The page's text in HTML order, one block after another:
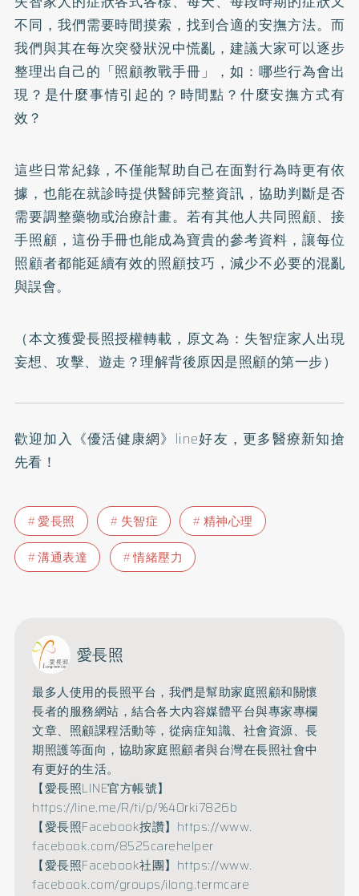
不同，我們需要時間摸索，找到合適的安撫方法。而
我們與其在每次突發狀況中慌亂，建議大家可以逐步
整理出自己的「照顧教戰手冊」，如：哪些行為會出
現？是什麼事情引起的？時間點？什麼安撫方式有
效？
這些日常紀錄，不僅能幫助自己在面對行為時更有依
據，也能在就診時提供醫師完整資訊，協助判斷是否
需要調整藥物或治療計畫。若有其他人共同照顧、接
手照顧，這份手冊也能成為寶貴的參考資料，讓每位
照顧者都能延續有效的照顧技巧，減少不必要的混亂
與誤會。
（本文獲愛長照授權轉載，原文為： 失智症家人出現
妄想、攻擊、遊走？理解背後原因是照顧的第一步）
歡迎加入 《優活健康網》line好友 ，更多醫療新知搶
先看！
愛長照 失智症
精神心理
溝通表達
情緒壓力
愛長照
最多人使用的長照平台， 我們是幫助家庭照顧和關懷
長者的服務網站，結合各大內容媒體平台與專家專欄
文章、照顧課程活動等， 從病症知識、社會資源、長
期照護等面向， 協助家庭照顧者與台灣在長照社會中
有更好的生活。
【愛長照LINE官方帳號】
https://line.me/R/ti/p/%40rki7826b
【愛長照Facebook按讚】 https://www.
facebook.com/8525carehelper
【愛長照Facebook社團】 https://www.
facebook.com/groups/ilong.termcare